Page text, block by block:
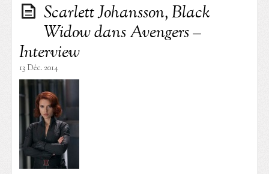
Scarlett Johansson, Black
Widow dans Avengers –
Interview
13 Déc. 2014